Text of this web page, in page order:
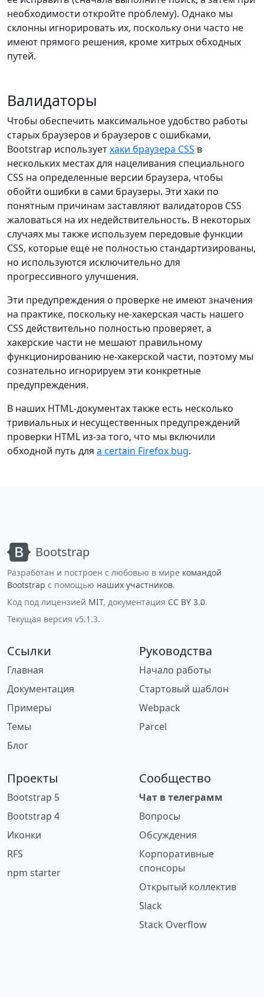
необходимости откройте проблему). Однако мы
склонны игнорировать их, поскольку они часто не
имеют прямого решения, кроме хитрых обходных
путей.
Валидаторы
Чтобы обеспечить максимальное удобство работы
старых браузеров и браузеров с ошибками,
Bootstrap используетхаки браузера CSS в
нескольких местах для нацеливания специального
CSS на определенные версии браузера, чтобы
обойти ошибки в сами браузеры. Эти хаки по
понятным причинам заставляют валидаторов CSS
жаловаться на их недействительность. В некоторых
случаях мы также используем передовые функции
CSS, которые еще не полностью стандартизированы,
но используются исключительно для
прогрессивного улучшения.
Эти предупреждения о проверке не имеют значения
на практике, поскольку не-хакерская часть нашего
CSS действительно полностью проверяет, а
хакерские части не мешают правильному
функционированию не-хакерской части, поэтому мы
сознательно игнорируем эти конкретные
предупреждения.
В наших HTML-документах также есть несколько
тривиальных и несущественных предупреждений
проверки HTML из-за того, что мы включили
обходной путь для a certain Firefox bug.
Bootstrap
Разработан и построен с любовью в мире командой
Bootstrap с помощью наших участников.
Код под лицензией MIT, документация CC BY 3.0.
Текущая версия v5.1.3.
Ссылки
Главная
Документация
Примеры
Темы
Блог
Руководства
Начало работы
Стартовый шаблон
Webpack
Parcel
Проекты
Bootstrap 5
Bootstrap 4
Иконки
RFS
npm starter
Сообщество
Чат в телеграмм
Вопросы
Обсуждения
Корпоративные
спонсоры
Открытый коллектив
Slack
Stack Overflow